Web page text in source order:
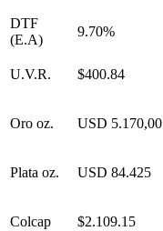
DTF
(E.A)
9.70%
U.V.R. $400.84
Oro oz. USD 5.170,00
Plata oz. USD 84.425
Colcap $2.109.15